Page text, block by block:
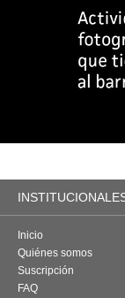
Inicio
Quiénes somos
Suscripción
FAQ